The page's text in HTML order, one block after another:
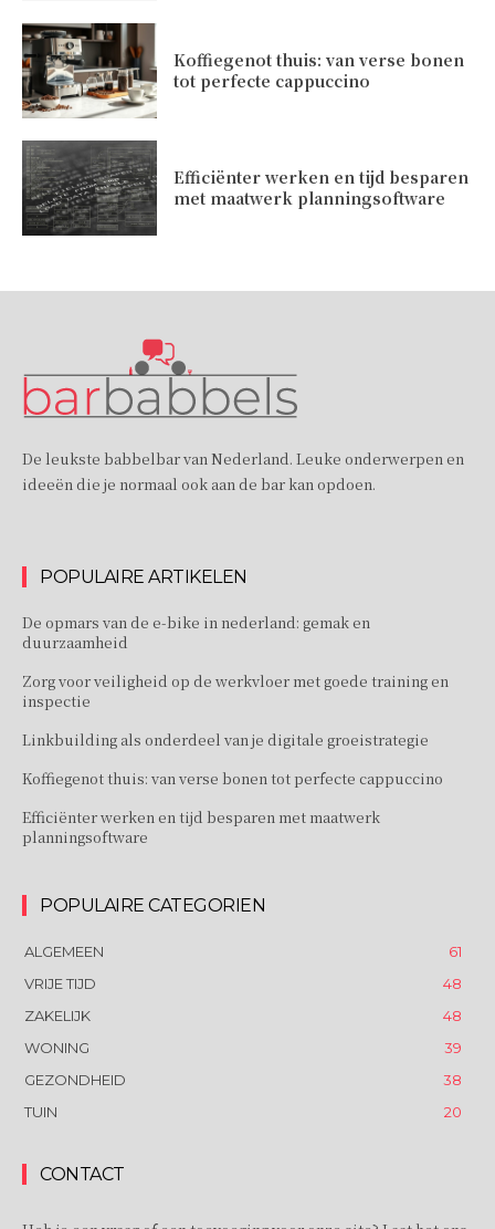
Koffiegenot thuis: van verse bonen
tot perfecte cappuccino
Efficiënter werken en tijd besparen
met maatwerk planningsoftware
De leukste babbelbar van Nederland. Leuke onderwerpen en
ideeën die je normaal ook aan de bar kan opdoen.
POPULAIRE ARTIKELEN
De opmars van de e-bike in nederland: gemak en
duurzaamheid
Zorg voor veiligheid op de werkvloer met goede training en
inspectie
Linkbuilding als onderdeel van je digitale groeistrategie
Koffiegenot thuis: van verse bonen tot perfecte cappuccino
Efficiënter werken en tijd besparen met maatwerk
planningsoftware
POPULAIRE CATEGORIEN
ALGEMEEN
61
VRIJE TIJD
48
ZAKELIJK
48
WONING
39
GEZONDHEID
38
TUIN
20
CONTACT